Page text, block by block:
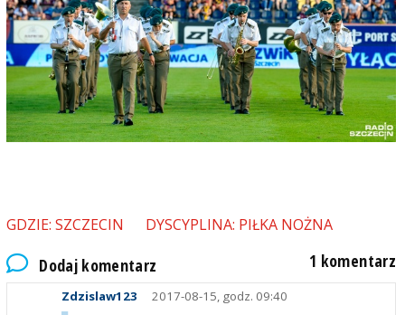
GDZIE: SZCZECIN DYSCYPLINA: PIŁKA NOŻNA
Dodaj komentarz 1 komentarz
Zdzislaw123 2017-08-15, godz. 09:40